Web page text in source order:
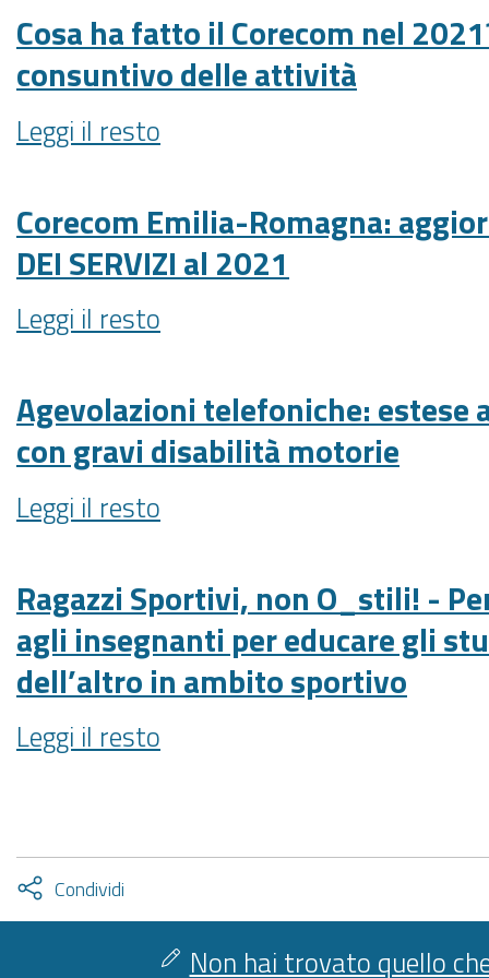
MODULI
DI
LABORATORI
DI
MEDIA
RIVOLTI
A
STUDENTI
DELLE
SECONDARIE
DI
PRIMO
E
MEDESIMI
LABORATORI
NEL
NUMERO
DI
23"
-
(24
marzo
2022)
Sintesi
-
Cosa ha fatto il Corecom nel
consuntivo delle attività
Cosa
ha
il
Corecom
nel
Ecco
delle
attività
-
Leggi il resto
Corecom Emilia-Romagna:
DEI SERVIZI al 2021
Corecom
Emilia-
aggiornata
la
CARTA
SERVIZI
-
Leggi il resto
Agevolazioni telefoniche: estese
con gravi disabilità motorie
Agevolazioni
telefoniche:
anche
a
utenti
con
gravi
disabilità
Leggi il resto
Ragazzi Sportivi, non O_stili! -
agli insegnanti per educare gli
dell’altro in ambito sportivo
Ragazzi
Sportivi,
Percorso
rivolto
Leggi il resto
Condividi
facebook
twitter
Attiva
condividi
Non hai trovato quello